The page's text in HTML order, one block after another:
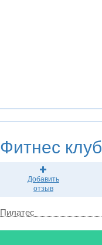
Фитнес клуб
Добавить
отзыв
Пилатес